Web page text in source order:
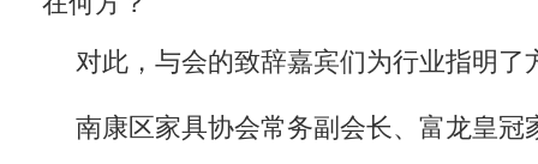
对此，与会的致辞嘉宾们为行业指明了
南康区家具协会常务副会长、富龙皇冠